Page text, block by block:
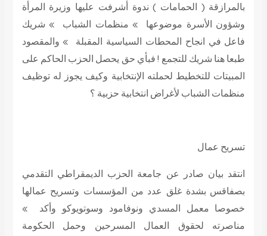
بالمرازقة ( الحمامات ) ندوة أشرفت عليها وزيرة المرأة
وشؤون الأسرة موضوعها » منظمات الشباب » شريك
فاعل في انجاح المحطات السياسية المقبلة » والمقصود
طبعا هنا شريك للتجمع ! فبأي حق يحصل الحزب الحاكم على
المبيتات للتخطيط لحملته الإنتخابية وكيف يجوز له توظيف
منظمات الشباب لأغراض انتخابية حزبية ؟
تسريح عمال
انتقد بيان صادر عن جامعة الحزب الديمقراطي التقدمي
بصفاقس بشدة غلق عدد من المؤسسات وتسريح عمالها
خصوصا معمل المسدي ونوفامود وسوتويوكو وأكد »
مناصرته لحقوق العمال المسرحين وحمل الحكومة